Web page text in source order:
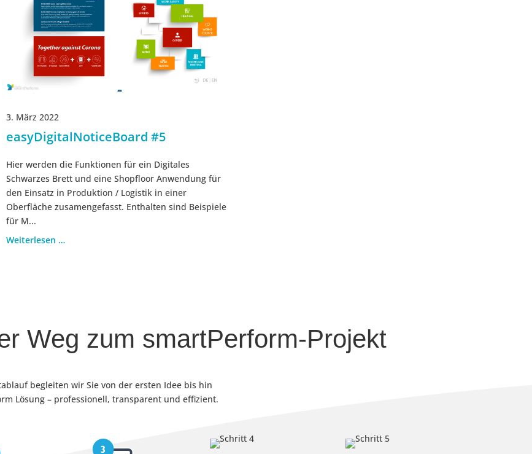
3. März 2022
easyDigitalNoticeBoard #5
Hier werden die Funktionen für ein Digitales
Schwarzes Brett und eine Shopfloor Anwendung für
den Einsatz in Produktion / Logistik in einer
Oberfläche zusamengefasst. Enthalten sind Beispiele
für M...
Weiterlesen …
Weg zum smartPerform-Projekt
begleiten wir Sie von der ersten Idee bis hin
Lösung – professionell, transparent und effizient.